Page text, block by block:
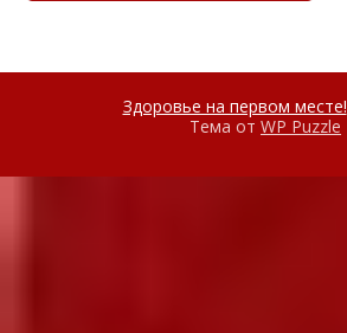
Здоровье на первом месте!
Тема от WP Puzzle